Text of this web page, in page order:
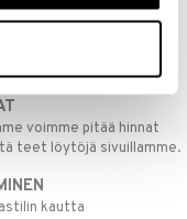
normaalisti samana
voimme pitää hinnat
teet löytöjä sivuillamme.
kautta